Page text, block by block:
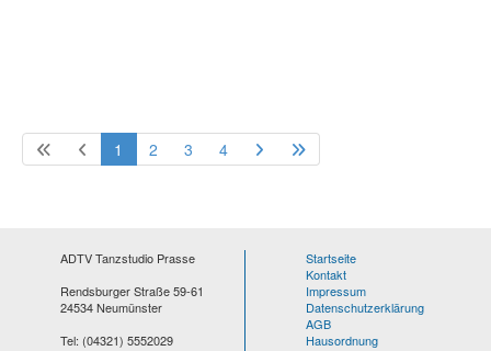
1 2 3 4
ADTV Tanzstudio Prasse
Rendsburger Straße 59-61
24534 Neumünster
Tel: (04321) 5552029
Startseite
Kontakt
Impressum
Datenschutzerklärung
AGB
Hausordnung